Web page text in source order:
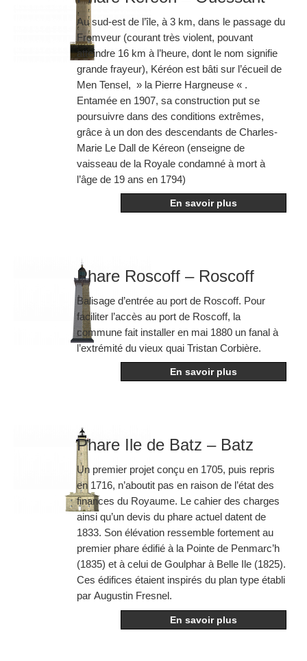
Au sud-est de l’île, à 3 km, dans le passage du
Fromveur (courant très violent, pouvant
atteindre 16 km à l’heure, dont le nom signifie
grande frayeur), Kéréon est bâti sur l’écueil de
Men Tensel, » la Pierre Hargneuse « .
Entamée en 1907, sa construction put se
poursuivre dans des conditions extrêmes,
grâce à un don des descendants de Charles-
Marie Le Dall de Kéreon (enseigne de
vaisseau de la Royale condamné à mort à
l’âge de 19 ans en 1794)
En savoir plus
Phare Roscoff – Roscoff
Balisage d’entrée au port de Roscoff. Pour
faciliter l’accès au port de Roscoff, la
commune fait installer en mai 1880 un fanal à
l’extrémité du vieux quai Tristan Corbière.
En savoir plus
Phare Ile de Batz – Batz
Un premier projet conçu en 1705, puis repris
en 1716, n’aboutit pas en raison de l’état des
finances du Royaume. Le cahier des charges
ainsi qu’un devis du phare actuel datent de
1833. Son élévation ressemble fortement au
premier phare édifié à la Pointe de Penmarc’h
(1835) et à celui de Goulphar à Belle Ile (1825).
Ces édifices étaient inspirés du plan type établi
par Augustin Fresnel.
En savoir plus